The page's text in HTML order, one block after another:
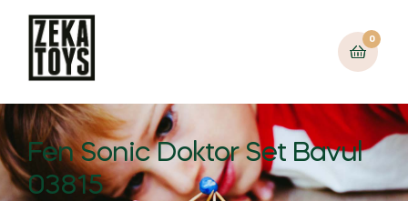
0
Fen Sonic Doktor Set Bavul
03815